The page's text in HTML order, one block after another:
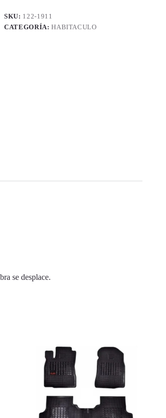
SKU: 122-1911
CATEGORÍA:HABITACULO
se desplace.